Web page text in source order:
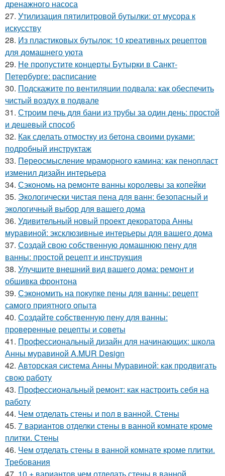
дренажного насоса
27. Утилизация пятилитровой бутылки: от мусора к
искусству
28. Из пластиковых бутылок: 10 креативных рецептов
для домашнего уюта
29. Не пропустите концерты Бутырки в Санкт-
Петербурге: расписание
30. Подскажите по вентиляции подвала: как обеспечить
чистый воздух в подвале
31. Строим печь для бани из трубы за один день: простой
и дешевый способ
32. Как сделать отмостку из бетона своими руками:
подробный инструктаж
33. Переосмысление мраморного камина: как пенопласт
изменил дизайн интерьера
34. Сэкономь на ремонте ванны королевы за копейки
35. Экологически чистая пена для ванн: безопасный и
экологичный выбор для вашего дома
36. Удивительный новый проект декоратора Анны
муравиной: эксклюзивные интерьеры для вашего дома
37. Создай свою собственную домашнюю пену для
ванны: простой рецепт и инструкция
38. Улучшите внешний вид вашего дома: ремонт и
обшивка фронтона
39. Сэкономить на покупке пены для ванны: рецепт
самого приятного опыта
40. Создайте собственную пену для ванны:
проверенные рецепты и советы
41. Профессиональный дизайн для начинающих: школа
Анны муравиной A.MUR Design
42. Авторская система Анны Муравиной: как продвигать
свою работу
43. Профессиональный ремонт: как настроить себя на
работу
44. Чем отделать стены и пол в ванной. Стены
45. 7 вариантов отделки стены в ванной комнате кроме
плитки. Стены
46. Чем отделать стены в ванной комнате кроме плитки.
Требования